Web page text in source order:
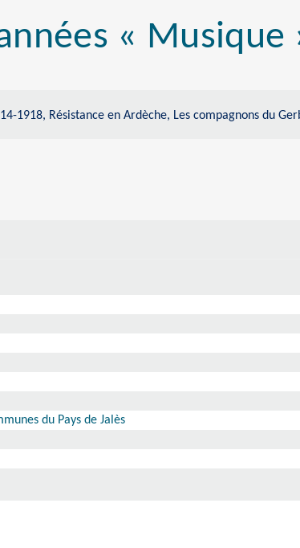
« Musique
1918, Résistance en Ardèche, Les compagnons du
du Pays de Jalès